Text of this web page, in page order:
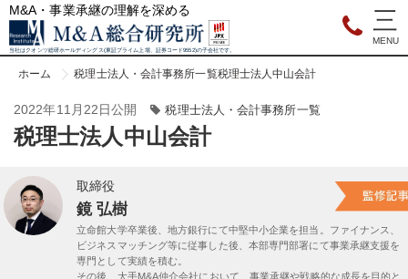
M&A・事業承継の理解を深める
当社はクオンツ総研ホールディングス(東証プライム上場、証券コード9552)の子会社です。
ホーム 税理士法人・会計事務所一覧税理士法人中山会計
2022年11月22日公開 税理士法人・会計事務所一覧
税理士法人中山会計
取締役
鏡 弘樹
立命館大学卒業後、地方銀行にて中堅中小企業を担当。ファイナンス、
ビジネスマッチング等に従事した後、本部専門部署にて事業承継支援を
専門として実績を積む。
その後、大手M&A仲介会社において、事業承継や戦略的な成長を目的と